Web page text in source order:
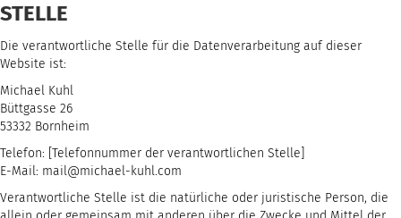
STELLE
Die verantwortliche Stelle für die Datenverarbeitung auf dieser
Website ist:
Michael Kuhl
Büttgasse 26
53332 Bornheim
Telefon: [Telefonnummer der verantwortlichen Stelle]
E-Mail: mail@michael-kuhl.com
Verantwortliche Stelle ist die natürliche oder juristische Person, die